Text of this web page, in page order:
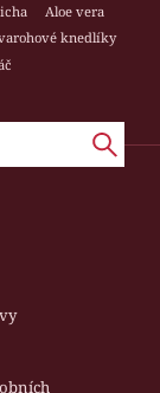
Aloe vera
knedlíky